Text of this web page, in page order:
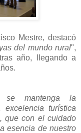
Mestre, destacó
del mundo rural",
año, llegando a
se mantenga la
turística
que con el cuidado
esencia de nuestro